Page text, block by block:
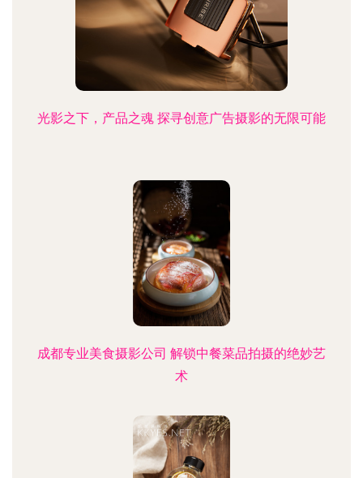
光影之下，产品之魂 探寻创意广告摄影的无限可能
成都专业美食摄影公司 解锁中餐菜品拍摄的绝妙艺
术